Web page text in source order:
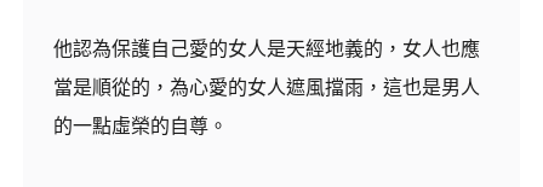
他認為保護自己愛的女人是天經地義的，女人也應
當是順從的，為心愛的女人遮風擋雨，這也是男人
的一點虛榮的自尊。